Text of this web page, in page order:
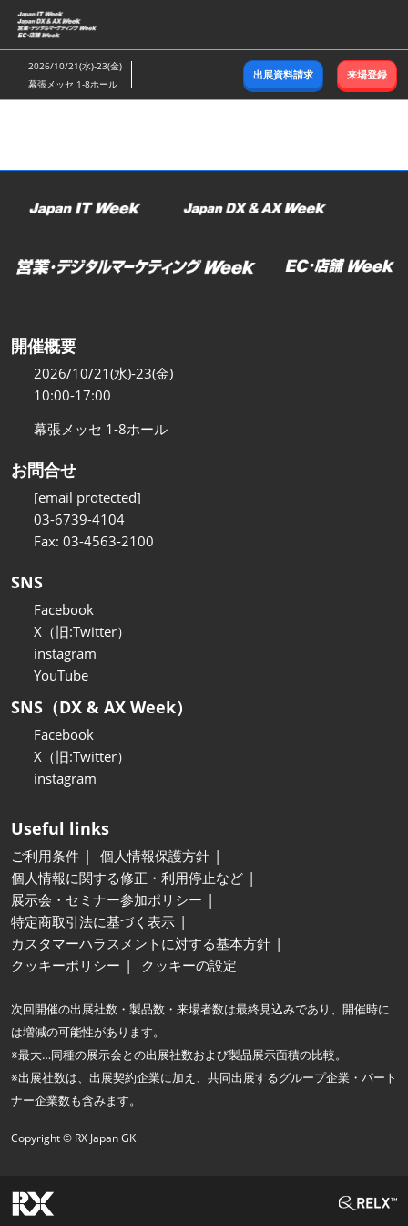
ス
キ
ッ
し
む
2026/10/21(水)-23(金)
幕張メッセ 1-8ホール
出展資料請求 来場登録
開催概要
2026/10/21(水)-23(金)
10:00-17:00
幕張メッセ 1-8ホール
お問合せ
[email protected]
03-6739-4104
Fax: 03-4563-2100
SNS
Facebook
X（旧:Twitter）
instagram
YouTube
SNS（DX & AX Week）
Facebook
X（旧:Twitter）
instagram
Useful links
ご利用条件
個人情報保護方針
個人情報に関する修正・利用停止など
展示会・セミナー参加ポリシー
特定商取引法に基づく表示
カスタマーハラスメントに対する基本方針
クッキーポリシー
クッキーの設定
次回開催の出展社数・製品数・来場者数は最終見込みであり、開催時に
は増減の可能性があります。
※最大…同種の展示会との出展社数および製品展示面積の比較。
※出展社数は、出展契約企業に加え、共同出展するグループ企業・パート
ナー企業数も含みます。
Copyright © RX Japan GK